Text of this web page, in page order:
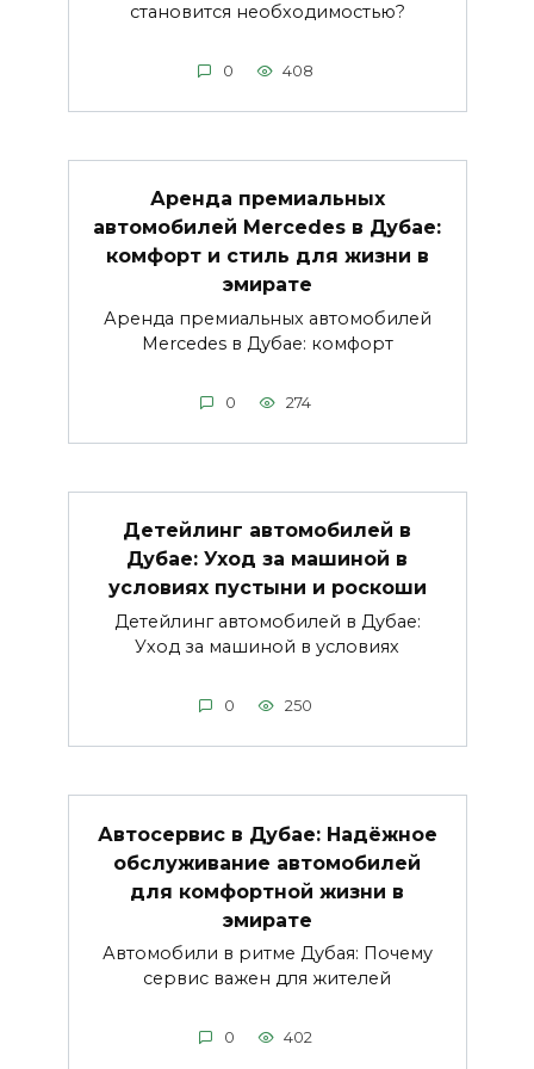
становится необходимостью?
0 408
Аренда премиальных
автомобилей Mercedes в Дубае:
комфорт и стиль для жизни в
эмирате
Аренда премиальных автомобилей
Mercedes в Дубае: комфорт
0 274
Детейлинг автомобилей в
Дубае: Уход за машиной в
условиях пустыни и роскоши
Детейлинг автомобилей в Дубае:
Уход за машиной в условиях
0 250
Автосервис в Дубае: Надёжное
обслуживание автомобилей
для комфортной жизни в
эмирате
Автомобили в ритме Дубая: Почему
сервис важен для жителей
0 402